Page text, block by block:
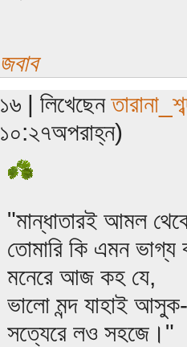
জবাব
১৬ | লিখেছেন
১০:২৭অপরাহ্ন)
"মান্ধাতারই আমল
তোমারি কি এমন ভাগ্য
মনেরে আজ কহ যে,
ভালো মন্দ যাহাই আসুক-
সত্যেরে লও সহজে।"